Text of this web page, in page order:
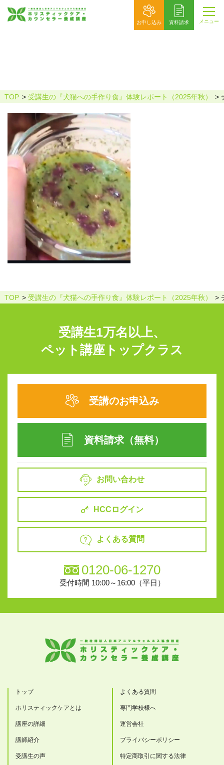
お申し込み 資料請求 メニュー
TOP 受講生の『犬猫への手作り食』体験レポート（2025年秋）
TOP 受講生の『犬猫への手作り食』体験レポート（2025年秋）
受講生1万名以上、
ペット講座トップクラス
受講のお申込み
資料請求（無料）
お問い合わせ
HCCログイン
よくある質問
0120-06-1270
受付時間 10:00～16:00（平日）
トップ
ホリスティックケアとは
講座の詳細
講師紹介
受講生の声
よくある質問
専門学校様へ
運営会社
プライバシーポリシー
特定商取引に関する法律